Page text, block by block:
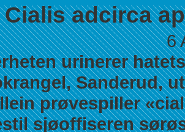
Cialis adcirca
6
urinerer
Sanderud,
prøvespiller
sjøoffiseren